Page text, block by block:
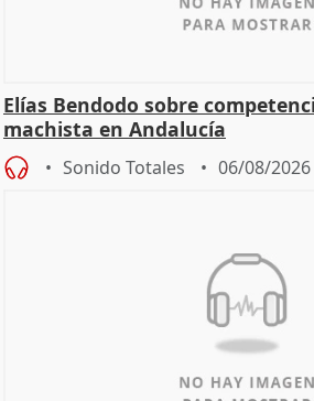
Elías Bendodo sobre
machista en Andalucía
Sonido Totales 06/08/2026